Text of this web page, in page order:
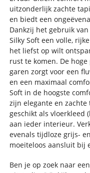
uitzonderlijk zachte
en biedt een
Dankzij het gebruik
Silky Soft een volle,
het liefst op wilt
rust te komen. De
garen zorgt voor een
en een maximaal
Soft in de hoogste
zijn elegante en
geschikt als vloerkleed
aan ieder interieur.
evenals tijdloze grijs-
moeiteloos aansluit bij
Ben je op zoek naar